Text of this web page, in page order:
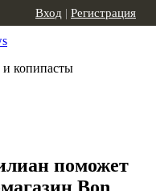
и копипасты
Вход | Регистрация
поможет